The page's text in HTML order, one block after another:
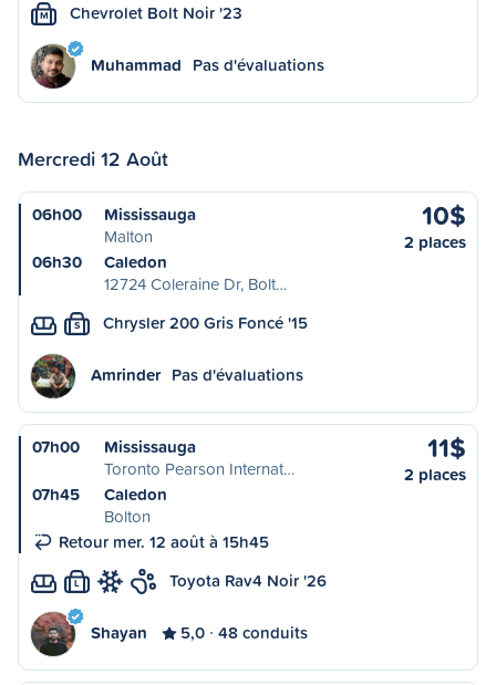
M Chevrolet Bolt Noir '23
Muhammad Pas d'évaluations
Mercredi 12 Août
06h00
Mississauga
Malton
06h30
Caledon
12724 Coleraine Dr, Bolt…
10$
2 places
S Chrysler 200 Gris Foncé '15
Amrinder Pas d'évaluations
07h00
Mississauga
Toronto Pearson Internat…
07h45
Caledon
Bolton
Retour mer. 12 août à 15h45
11$
2 places
L Toyota Rav4 Noir '26
Shayan 5,0 48 conduits